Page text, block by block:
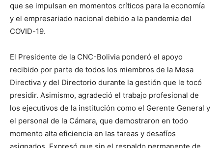
que se impulsan en momentos críticos para la economía
y el empresariado nacional debido a la pandemia del
COVID-19.
El Presidente de la CNC-Bolivia ponderó el apoyo
recibido por parte de todos los miembros de la Mesa
Directiva y del Directorio durante la gestión que le tocó
presidir. Asimismo, agradeció el trabajo profesional de
los ejecutivos de la institución como el Gerente General y
el personal de la Cámara, que demostraron en todo
momento alta eficiencia en las tareas y desafíos